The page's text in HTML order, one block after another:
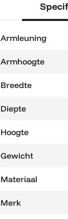
Armleuning
Armhoogte
Breedte
Diepte
Hoogte
Gewicht
Materiaal
Merk